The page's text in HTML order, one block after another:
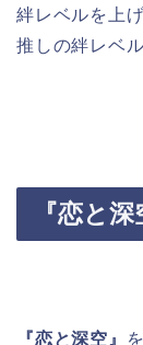
絆レベルを上
推しの絆レベ
『恋と深
『恋と深空』